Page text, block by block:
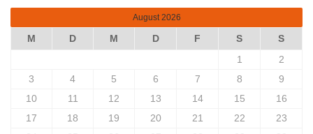
August 2026
M D M D F S
S
1
2
3
4 5 6 7 8
9
10
11 12 13 14 15
16
17
18 19 20 21 22
23